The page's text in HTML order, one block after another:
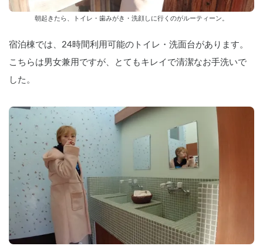
朝起きたら、トイレ・歯みがき・洗顔しに行くのがルーティーン。
宿泊棟では、24時間利用可能のトイレ・洗面台があります。
こちらは男女兼用ですが、とてもキレイで清潔なお手洗いで
した。